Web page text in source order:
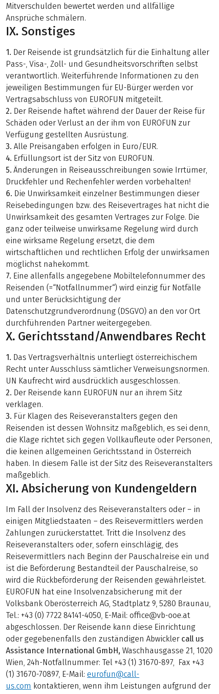
Mitverschulden bewertet werden und allfällige
Ansprüche schmälern.
IX. Sonstiges
1. Der Reisende ist grundsätzlich für die Einhaltung aller
Pass-, Visa-, Zoll- und Gesundheitsvorschriften selbst
verantwortlich. Weiterführende Informationen zu den
jeweiligen Bestimmungen für EU-Bürger werden vor
Vertragsabschluss von EUROFUN mitgeteilt.
2. Der Reisende haftet während der Dauer der Reise für
Schäden oder Verlust an der ihm von EUROFUN zur
Verfügung gestellten Ausrüstung.
3. Alle Preisangaben erfolgen in Euro/EUR.
4. Erfüllungsort ist der Sitz von EUROFUN.
5. Änderungen in Reiseausschreibungen sowie Irrtümer,
Druckfehler und Rechenfehler werden vorbehalten!
6. Die Unwirksamkeit einzelner Bestimmungen dieser
Reisebedingungen bzw. des Reisevertrages hat nicht die
Unwirksamkeit des gesamten Vertrages zur Folge. Die
ganz oder teilweise unwirksame Regelung wird durch
eine wirksame Regelung ersetzt, die dem
wirtschaftlichen und rechtlichen Erfolg der unwirksamen
möglichst nahekommt.
7. Eine allenfalls angegebene Mobiltelefonnummer des
Reisenden (=“Notfallnummer“) wird einzig für Notfälle
und unter Berücksichtigung der
Datenschutzgrundverordnung (DSGVO) an den vor Ort
durchführenden Partner weitergegeben.
X. Gerichtsstand/Anwendbares Recht
1. Das Vertragsverhältnis unterliegt österreichischem
Recht unter Ausschluss sämtlicher Verweisungsnormen.
UN Kaufrecht wird ausdrücklich ausgeschlossen.
2. Der Reisende kann EUROFUN nur an ihrem Sitz
verklagen.
3. Für Klagen des Reiseveranstalters gegen den
Reisenden ist dessen Wohnsitz maßgeblich, es sei denn,
die Klage richtet sich gegen Vollkaufleute oder Personen,
die keinen allgemeinen Gerichtsstand in Österreich
haben. In diesem Falle ist der Sitz des Reiseveranstalters
maßgeblich.
XI. Absicherung von Kundengeldern
Im Fall der Insolvenz des Reiseveranstalters oder – in
einigen Mitgliedstaaten – des Reisevermittlers werden
Zahlungen zurückerstattet. Tritt die Insolvenz des
Reiseveranstalters oder, sofern einschlägig, des
Reisevermittlers nach Beginn der Pauschalreise ein und
ist die Beförderung Bestandteil der Pauschalreise, so
wird die Rückbeförderung der Reisenden gewährleistet.
EUROFUN hat eine Insolvenzabsicherung mit der
Volksbank Oberösterreich AG, Stadtplatz 9, 5280 Braunau,
Tel.: +43 (0) 7722 84141-4050, E-Mail: office@vb-ooe.at
abgeschlossen. Der Reisende kann diese Einrichtung
oder gegebenenfalls den zuständigen Abwickler call us
Assistance International GmbH, Waschhausgasse 21, 1020
Wien, 24h-Notfallnummer: Tel +43 (1) 31670-897, Fax +43
(1) 31670-70897, E-Mail: eurofun@call-
us.com kontaktieren, wenn ihm Leistungen aufgrund der